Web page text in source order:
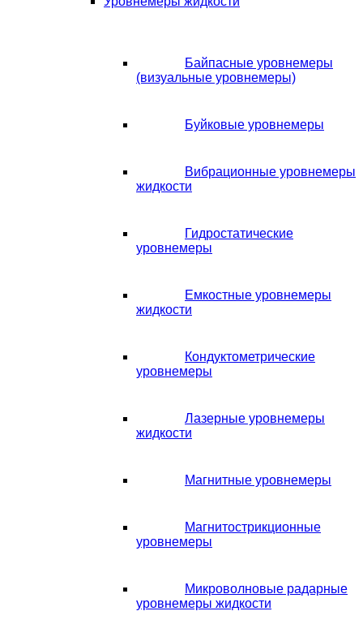
Байпасные уровнемеры
(визуальные уровнемеры)
Буйковые уровнемеры
Вибрационные уровнемеры
жидкости
Гидростатические
уровнемеры
Емкостные уровнемеры
жидкости
Кондуктометрические
уровнемеры
Лазерные уровнемеры
жидкости
Магнитные уровнемеры
Магнитострикционные
уровнемеры
Микроволновые радарные
уровнемеры жидкости